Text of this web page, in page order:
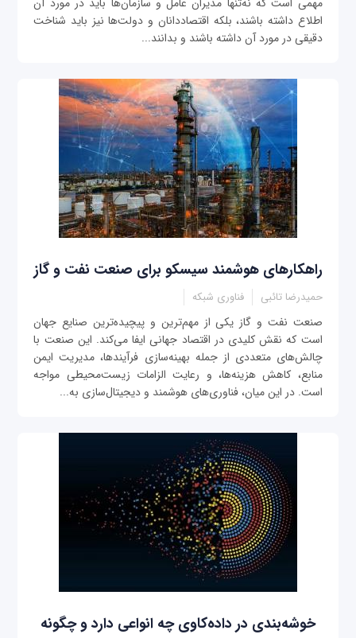
اطلاع داشته باشند، بلکه اقتصاددانان و دولت‌ها نیز باید شناخت
دقیقی در مورد آن داشته باشند و بدانند...
راهکارهای هوشمند سیسکو برای صنعت نفت و گاز
حمیدرضا تائبی فناوری شبکه
صنعت نفت و گاز یکی از مهم‌ترین و پیچیده‌ترین صنایع جهان
است که نقش کلیدی در اقتصاد جهانی ایفا می‌کند. این صنعت با
چالش‌های متعددی از جمله بهینه‌سازی فرآیندها، مدیریت ایمن
منابع، کاهش هزینه‌ها، و رعایت الزامات زیست‌محیطی مواجه
است. در این میان، فناوری‌های هوشمند و دیجیتال‌سازی به...
خوشه‌بندی در داده‌‌کاوی چه انواعی دارد و چگونه